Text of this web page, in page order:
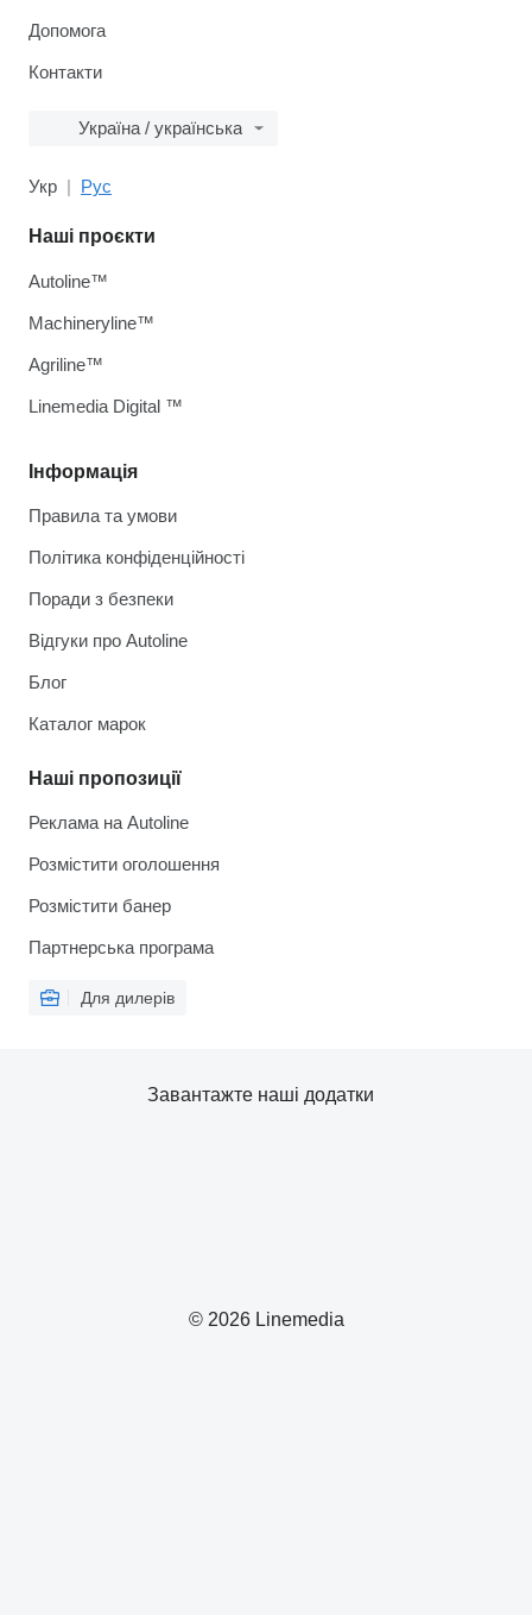
Допомога
Контакти
Україна / українська
Укр Рус
Інформація
Правила та умови
Політика конфіденційності
Поради з безпеки
Відгуки про Autoline
Блог
Каталог марок
Наші пропозиції
Реклама на Autoline
Розмістити оголошення
Розмістити банер
Партнерська програма
Для дилерів
Наші проєкти
Autoline™
Machineryline™
Agriline™
Linemedia Digital ™
© 2026 Linemedia
Завантажте наші додатки